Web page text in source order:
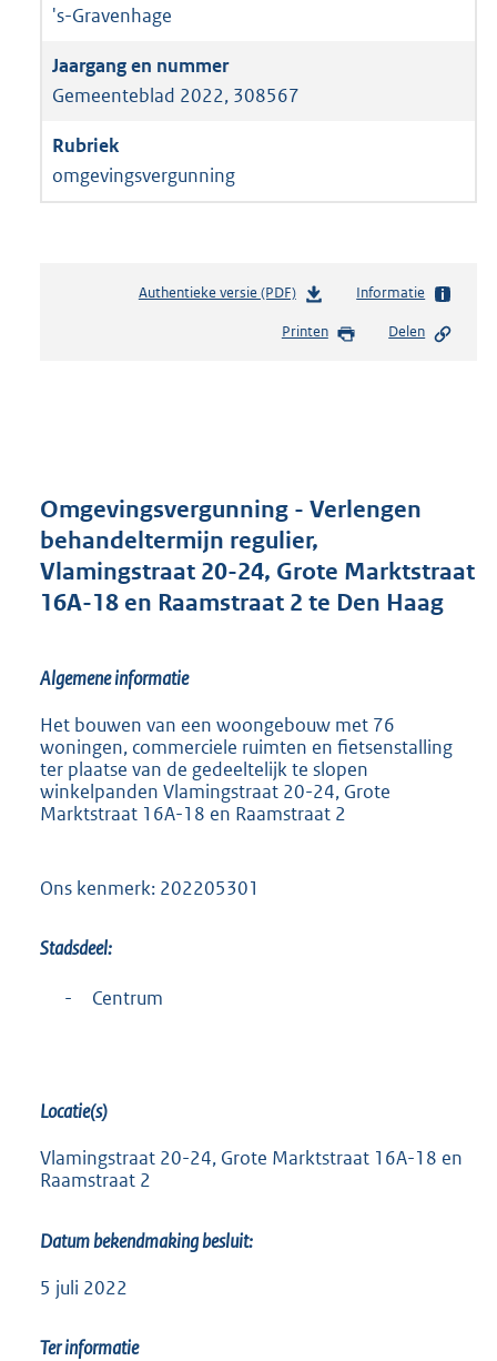
's-Gravenhage
Gemeenteblad 2022, 308567
omgevingsvergunning
Authentieke versie (PDF)b
s
o
t
t
K
b
Informatie
Printen Delen
Omgevingsvergunning - Verlengen
behandeltermijn regulier,
Vlamingstraat 20-24, Grote Marktstraat
16A-18 en Raamstraat 2 te Den Haag
Algemene informatie
Het bouwen van een woongebouw met 76
woningen, commerciele ruimten en fietsenstalling
ter plaatse van de gedeeltelijk te slopen
winkelpanden Vlamingstraat 20-24, Grote
Marktstraat 16A-18 en Raamstraat 2
Ons kenmerk: 202205301
Stadsdeel:
- Centrum
Locatie(s)
Vlamingstraat 20-24, Grote Marktstraat 16A-18 en
Raamstraat 2
Datum bekendmaking besluit:
5 juli 2022
Ter informatie